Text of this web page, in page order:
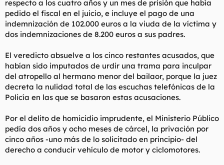
respecto a los cuatro años y un mes de prisión que había
pedido el fiscal en el juicio, e incluye el pago de una
indemnización de 102.000 euros a la viuda de la víctima y
dos indemnizaciones de 8.200 euros a sus padres.
El veredicto absuelve a los cinco restantes acusados, que
habían sido imputados de urdir una trama para inculpar
del atropello al hermano menor del bailaor, porque la juez
decreta la nulidad total de las escuchas telefónicas de la
Policía en las que se basaron estas acusaciones.
Por el delito de homicidio imprudente, el Ministerio Público
pedía dos años y ocho meses de cárcel, la privación por
cinco años -uno más de lo solicitado en principio- del
derecho a conducir vehículo de motor y ciclomotores.